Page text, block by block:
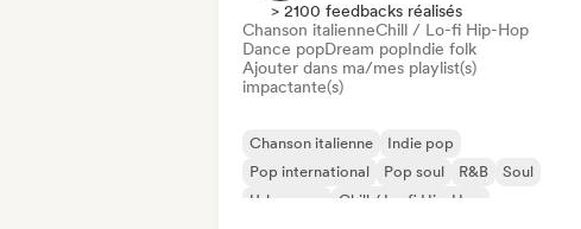
> 2100 feedbacks réalisés
Chanson italienneChill / Lo-fi Hip-Hop
Dance popDream popIndie folk
Ajouter dans ma/mes playlist(s)
impactante(s)
Chanson italienne
Indie pop
Pop international
Pop soul R&B
Soul
Urban pop
Chill / Lo-fi Hip-Hop